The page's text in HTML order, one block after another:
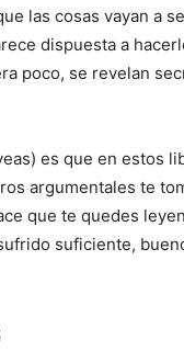
las cosas vayan a
dispuesta a
poco, se revelan
es que en estos
argumentales te
que te quedes
suficiente,